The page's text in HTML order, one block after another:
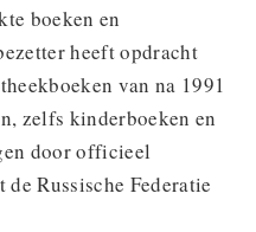
boeken en
heeft opdracht
van na 1991
zelfs kinderboeken en
door officieel
Russische Federatie